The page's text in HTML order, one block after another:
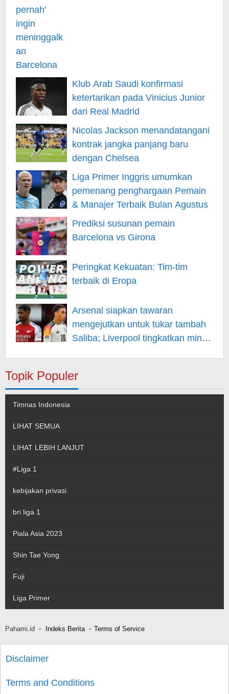
Klub Arab Saudi konfirmasi
ketertarikan pada Vinicius Junior
dari Real Madrid
Nicolas Jackson menandatangani
kontrak jangka panjang baru
dengan Chelsea
Liga Primer Inggris umumkan
pemenang penghargaan Pemain
& Manajer Terbaik Bulan Agustus
Prediksi susunan pemain
Barcelona vs Girona
Peringkat Kekuatan: Tim-tim
terbaik di Eropa
Arsenal siapkan tawaran
mengejutkan untuk tukar tambah
Saliba; Liverpool tingkatkan minat
Topik Populer
Timnas Indonesia
LIHAT SEMUA
LIHAT LEBIH LANJUT
#Liga 1
kebijakan privasi
bri liga 1
Piala Asia 2023
Shin Tae Yong
Fuji
Liga Primer
Pahami.id Indeks Berita Terms of Service
Disclaimer
Terms and Conditions